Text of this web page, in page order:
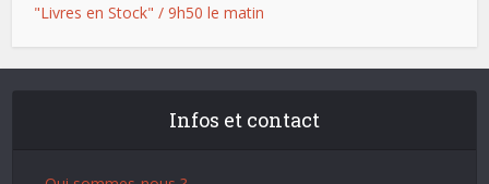
"Livres en Stock" / 9h50 le matin
Infos et contact